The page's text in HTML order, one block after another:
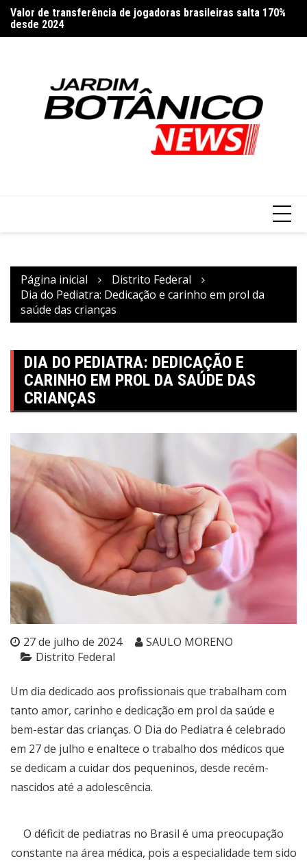
para
o
Valor de transferência de jogadoras brasileiras salta 170%
desde 2024
Página inicial
Distrito Federal
Dia do Pediatra: Dedicação e carinho em prol da
saúde das crianças
DIA DO PEDIATRA: DEDICAÇÃO E
CARINHO EM PROL DA SAÚDE DAS
CRIANÇAS
27 de julho de 2024
SAULO MORENO
Distrito Federal
Um dia dedicado aos profissionais que trabalham com
tanto amor, carinho e dedicação em prol da saúde e
bem-estar das crianças. O Dia do Pediatra é celebrado
em 27 de julho e enaltece o trabalho dos médicos que
se dedicam a cuidar dos pequeninos, desde recém-
nascidos até a adolescência.
O déficit de pediatras no Brasil é uma preocupação
constante na área médica, pois a especialidade tem sido